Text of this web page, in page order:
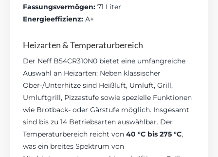
Fassungsvermögen: 71 Liter
Energieeffizienz: A+
Heizarten & Temperaturbereich
Der Neff B54CR310N0 bietet eine umfangreiche
Auswahl an Heizarten: Neben klassischer
Ober-/Unterhitze sind Heißluft, Umluft, Grill,
Umluftgrill, Pizzastufe sowie spezielle Funktionen
wie Brotback- oder Gärstufe möglich. Insgesamt
sind bis zu 14 Betriebsarten auswählbar. Der
Temperaturbereich reicht von40 °C bis 275 °C,
was ein breites Spektrum von